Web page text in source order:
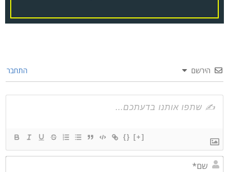
הירשם התחבר
{}
שם*